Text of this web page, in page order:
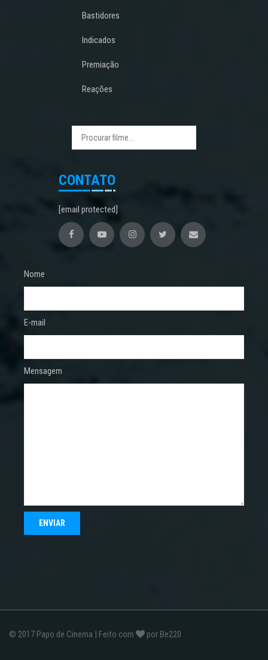
Bastidores
Indicados
Premiação
Reações
CONTATO
[email protected]
Nome
E-mail
Mensagem
© 2017 Papo de Cinema | Feito com por Be220